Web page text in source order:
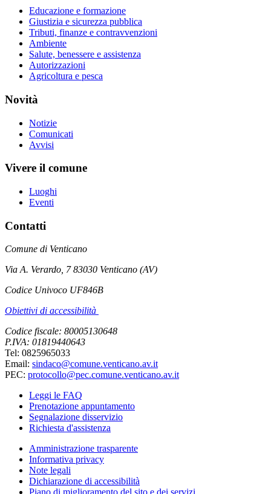
Educazione e formazione
Giustizia e sicurezza pubblica
Tributi, finanze e contravvenzioni
Ambiente
Salute, benessere e assistenza
Autorizzazioni
Agricoltura e pesca
Novità
Notizie
Comunicati
Avvisi
Vivere il comune
Luoghi
Eventi
Contatti
Comune di Venticano
Via A. Verardo, 7 83030 Venticano (AV)
Codice Univoco UF846B
Obiettivi di accessibilità
Codice fiscale: 80005130648
P.IVA: 01819440643
Tel: 0825965033
Email: sindaco@comune.venticano.av.it
PEC: protocollo@pec.comune.venticano.av.it
Leggi le FAQ
Prenotazione appuntamento
Segnalazione disservizio
Richiesta d'assistenza
Amministrazione trasparente
Informativa privacy
Note legali
Dichiarazione di accessibilità